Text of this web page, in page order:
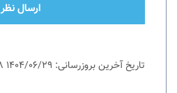
ارسال نظر
تاریخ آخرین بروزرسانی: 1404/06/29 11:38